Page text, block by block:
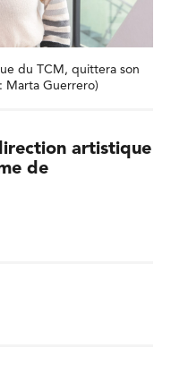
du TCM, quittera son
Marta Guerrero)
artistique
de